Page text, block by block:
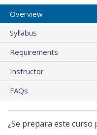
Overview
Syllabus
Requirements
Instructor
FAQs
¿Se prepara este curso